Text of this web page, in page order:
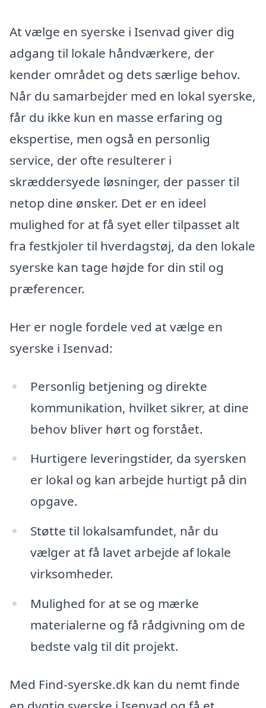
At vælge en syerske i Isenvad giver dig
adgang til lokale håndværkere, der
kender området og dets særlige behov.
Når du samarbejder med en lokal syerske,
får du ikke kun en masse erfaring og
ekspertise, men også en personlig
service, der ofte resulterer i
skræddersyede løsninger, der passer til
netop dine ønsker. Det er en ideel
mulighed for at få syet eller tilpasset alt
fra festkjoler til hverdagstøj, da den lokale
syerske kan tage højde for din stil og
præferencer.
Her er nogle fordele ved at vælge en
syerske i Isenvad:
Personlig betjening og direkte
kommunikation, hvilket sikrer, at dine
behov bliver hørt og forstået.
Hurtigere leveringstider, da syersken
er lokal og kan arbejde hurtigt på din
opgave.
Støtte til lokalsamfundet, når du
vælger at få lavet arbejde af lokale
virksomheder.
Mulighed for at se og mærke
materialerne og få rådgivning om de
bedste valg til dit projekt.
Med Find-syerske.dk kan du nemt finde